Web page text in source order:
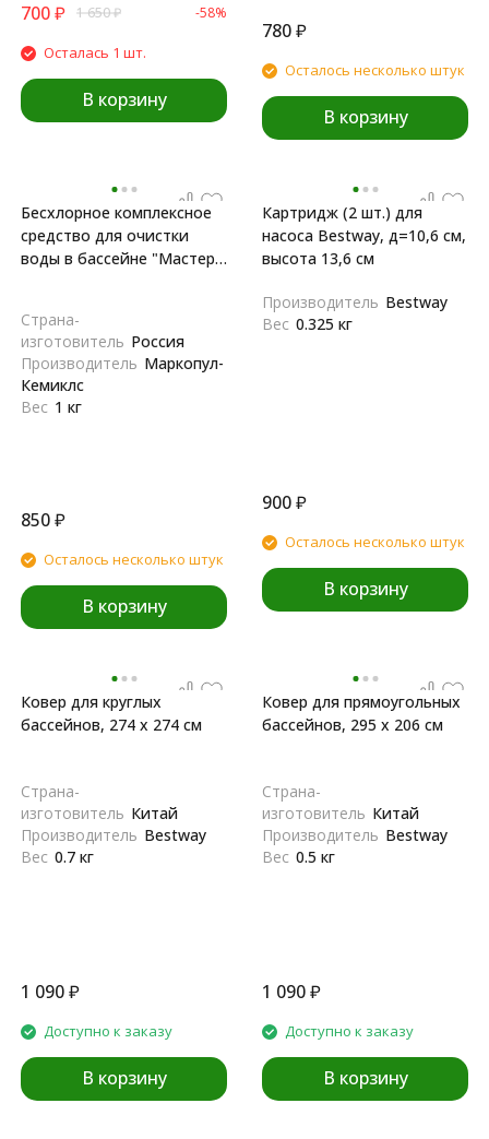
700₽ 1 650₽ -58%
Осталась 1 шт.
В корзину
780₽
Осталось несколько штук
В корзину
Бесхлорное комплексное
средство для очистки
воды в бассейне "Мастер-
Страна-
изготовитель Россия
Производитель Маркопул-
Кемиклс
Вес 1 кг
850₽
Осталось несколько штук
В корзину
Картридж (2 шт.) для
насоса Bestway, д=10,6 см,
высота 13,6 см
Производитель Bestway
Вес 0.325 кг
900₽
Осталось несколько штук
В корзину
Ковер для круглых
бассейнов, 274 х 274 см
Страна-
изготовитель Китай
Производитель Bestway
Вес 0.7 кг
1 090₽
Доступно к заказу
В корзину
Ковер для прямоугольных
бассейнов, 295 х 206 см
Страна-
изготовитель Китай
Производитель Bestway
Вес 0.5 кг
1 090₽
Доступно к заказу
В корзину